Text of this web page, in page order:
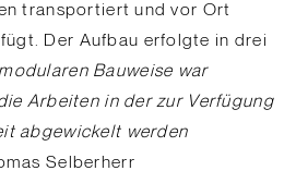
transportiert und vor Ort
Der Aufbau erfolgte in drei
Bauweise war
Arbeiten in der zur Verfügung
abgewickelt werden
Selberherr